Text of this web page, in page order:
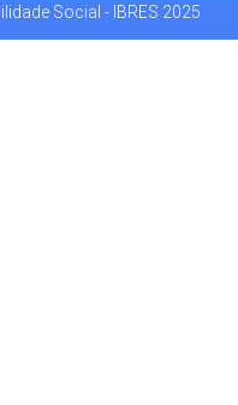
Social - IBRES 2025